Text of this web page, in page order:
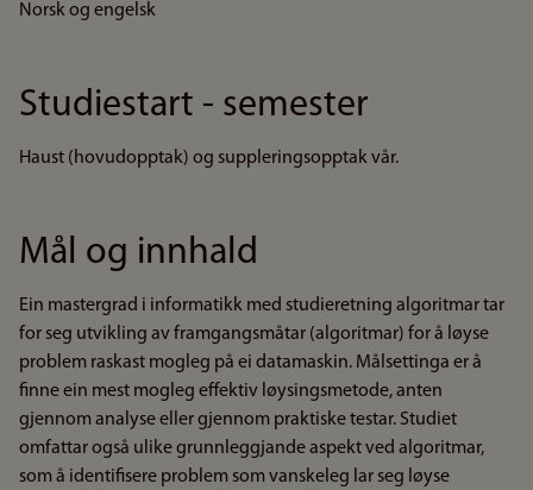
Norsk og engelsk
Studiestart - semester
Haust (hovudopptak) og suppleringsopptak vår.
Mål og innhald
Ein mastergrad i informatikk med studieretning algoritmar tar
for seg utvikling av framgangsmåtar (algoritmar) for å løyse
problem raskast mogleg på ei datamaskin. Målsettinga er å
finne ein mest mogleg effektiv løysingsmetode, anten
gjennom analyse eller gjennom praktiske testar. Studiet
omfattar også ulike grunnleggjande aspekt ved algoritmar,
som å identifisere problem som vanskeleg lar seg løyse